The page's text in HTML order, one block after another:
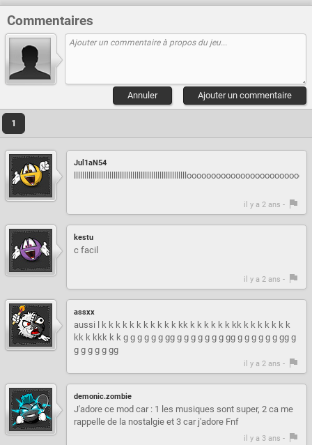
Commentaires
Ajouter un commentaire
Annuler
1
Jul1aN54
il y a 2 ans -
kestu
c facil
il y a 2 ans -
assxx
aussi l k k k k k k k k k k k kk k k k k k k kk k k k k k k k
kk k kkk k k g g g g g g gg g g g g g g g gg g g g g g g gg g
g g g g g gg
il y a 2 ans -
demonic.zombie
J'adore ce mod car : 1 les musiques sont super, 2 ca me
rappelle de la nostalgie et 3 car j'adore Fnf
il y a 3 ans -